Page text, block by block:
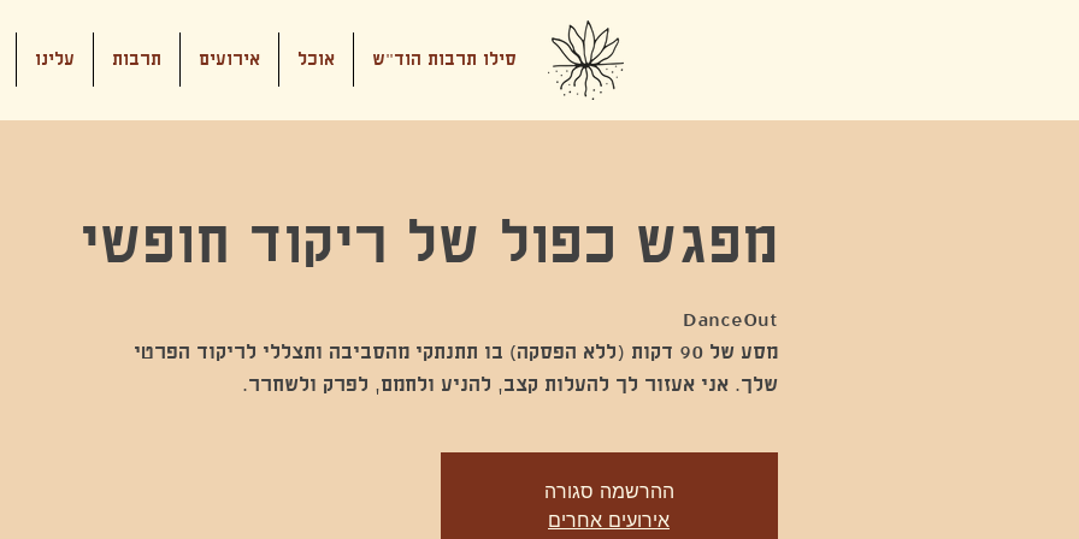
סילו תרבות הוד"ש אוכל אירועים תרבות עלינו
מפגש כפול של ריקוד חופשי
מסע של 90 דקות (ללא הפסקה) בו תתנתקי מהסביבה ותצללי לריקוד הפרטי
שלך. אני אעזור לך להעלות קצב, להניע ולחמם, לפרק ולשחרר.
ההרשמה סגורה
אירועים אחרים